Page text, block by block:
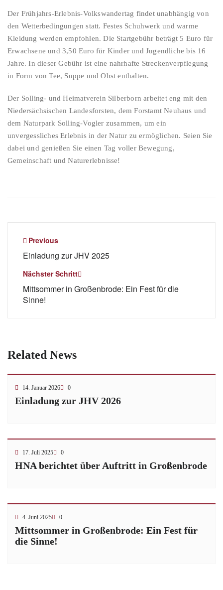
Der Frühjahrs-Erlebnis-Volkswandertag findet unabhängig von
den Wetterbedingungen statt. Festes Schuhwerk und warme
Kleidung werden empfohlen. Die Startgebühr beträgt 5 Euro für
Erwachsene und 3,50 Euro für Kinder und Jugendliche bis 16
Jahre. In dieser Gebühr ist eine nahrhafte Streckenverpflegung
in Form von Tee, Suppe und Obst enthalten.
Der Solling- und Heimatverein Silberborn arbeitet eng mit den
Niedersächsischen Landesforsten, dem Forstamt Neuhaus und
dem Naturpark Solling-Vogler zusammen, um ein
unvergessliches Erlebnis in der Natur zu ermöglichen. Seien Sie
dabei und genießen Sie einen Tag voller Bewegung,
Gemeinschaft und Naturerlebnisse!
Beitragsnavigation
Previous
Einladung zur JHV 2025
Nächster Schritt
Mittsommer in Großenbrode: Ein Fest für die
Sinne!
Related News
14. Januar 2026 0
Einladung zur JHV 2026
17. Juli 2025 0
HNA berichtet über Auftritt in Großenbrode
4. Juni 2025 0
Mittsommer in Großenbrode: Ein Fest für
die Sinne!